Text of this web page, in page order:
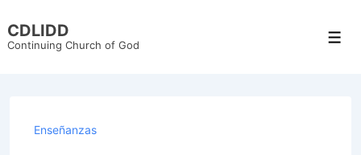
Skip
CDLIDD
Continuing Church of God
Enseñanzas